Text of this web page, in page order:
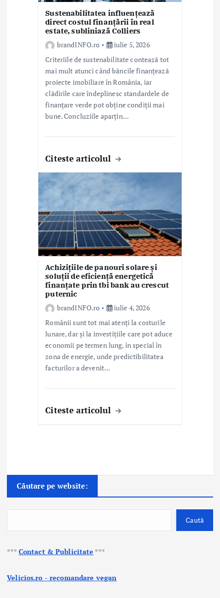
Sustenabilitatea influențează
direct costul finanțării în real
estate, subliniază Colliers
brandINFO.ro
iulie 5, 2026
Criteriile de sustenabilitate contează tot
mai mult atunci când băncile finanțează
proiecte imobiliare în România, iar
clădirile care îndeplinesc standardele de
finanțare verde pot obține condiții mai
bune. Concluziile aparțin…
Citeste articolul
Achizițiile de panouri solare și
soluții de eficiență energetică
finanțate prin tbi bank au crescut
puternic
brandINFO.ro
iulie 4, 2026
Românii sunt tot mai atenți la costurile
lunare, dar și la investițiile care pot aduce
economii pe termen lung, în special în
zona de energie, unde predictibilitatea
facturilor a devenit…
Citeste articolul
Căutare pe website:
Caută
*** Contact & Publicitate ***
Velicios.ro - recomandare vegan